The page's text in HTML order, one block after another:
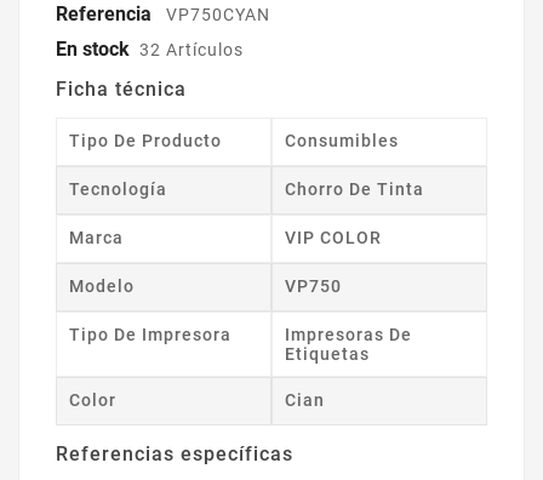
Referencia VP750CYAN
En stock 32 Artículos
Ficha técnica
Tipo De Producto Consumibles
Tecnología Chorro De Tinta
Marca VIP COLOR
Modelo VP750
Tipo De Impresora
Impresoras De
Etiquetas
Color Cian
Referencias específicas